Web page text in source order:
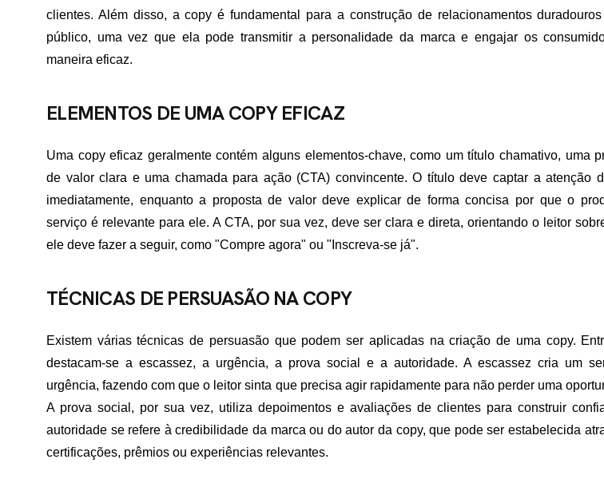
clientes. Além disso, a copy é fundamental para a construção de relacionamentos
público, uma vez que ela pode transmitir a personalidade da marca e engajar os
maneira eficaz.
ELEMENTOS DE UMA COPY EFICAZ
Uma copy eficaz geralmente contém alguns elementos-chave, como um título chamativo, uma
de valor clara e uma chamada para ação (CTA) convincente. O título deve captar a atenção
imediatamente, enquanto a proposta de valor deve explicar de forma concisa por que o
serviço é relevante para ele. A CTA, por sua vez, deve ser clara e direta, orientando o leitor
ele deve fazer a seguir, como "Compre agora" ou "Inscreva-se já".
TÉCNICAS DE PERSUASÃO NA COPY
Existem várias técnicas de persuasão que podem ser aplicadas na criação de uma copy.
destacam-se a escassez, a urgência, a prova social e a autoridade. A escassez cria um
urgência, fazendo com que o leitor sinta que precisa agir rapidamente para não perder uma
A prova social, por sua vez, utiliza depoimentos e avaliações de clientes para construir
autoridade se refere à credibilidade da marca ou do autor da copy, que pode ser estabelecida
certificações, prêmios ou experiências relevantes.